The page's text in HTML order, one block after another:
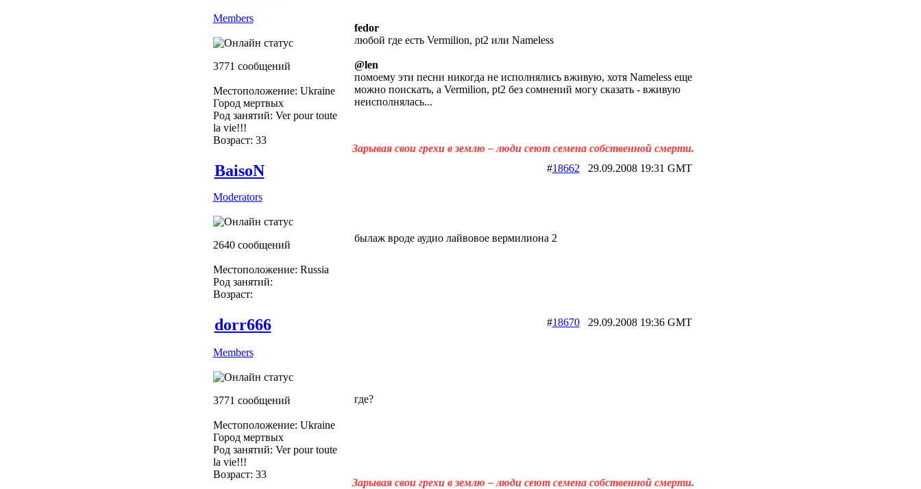
Members
3771 сообщений
Местоположение: Ukraine
Город мертвых
Род занятий: Ver pour toute
la vie!!!
Возраст: 33
fedor
любой где есть Vermilion, pt2 или Nameless
@len
помоему эти песни никогда не исполнялись вживую, хотя Nameless еще
можно поискать, а Vermilion, pt2 без сомнений могу сказать - вживую
неисполнялась...
Зарывая свои грехи в землю – люди сеют семена собственной смерти.
BaisoN
Moderators
2640 сообщений
Местоположение: Russia
Род занятий:
Возраст:
#18662 29.09.2008 19:31 GMT
былаж вроде аудио лайвовое вермилиона 2
dorr666
Members
3771 сообщений
Местоположение: Ukraine
Город мертвых
Род занятий: Ver pour toute
la vie!!!
Возраст: 33
#1867029.09.2008 19:36 GMT
где?
Зарывая свои грехи в землю – люди сеют семена собственной смерти.